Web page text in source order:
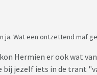
ja. Wat een ontzettend maf
Hermien er ook wat
bij jezelf iets in de trant